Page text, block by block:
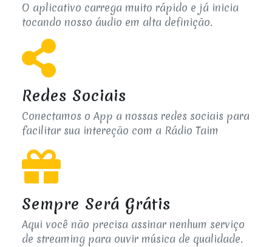
O aplicativo carrega muito rápido e já inicia
tocando nosso áudio em alta definição.
Redes Sociais
Conectamos o App a nossas redes sociais para
facilitar sua intereção com a Rádio Taim
Sempre Será Grátis
Aqui você não precisa assinar nenhum serviço
de streaming para ouvir música de qualidade.